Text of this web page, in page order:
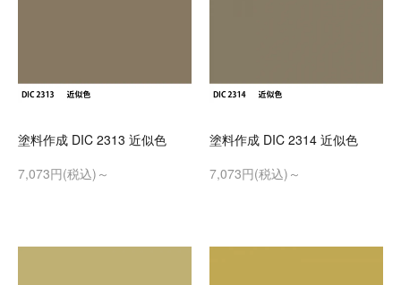
塗料作成 DIC 2313 近似色
7,073円(税込)～
塗料作成 DIC 2314 近似色
7,073円(税込)～